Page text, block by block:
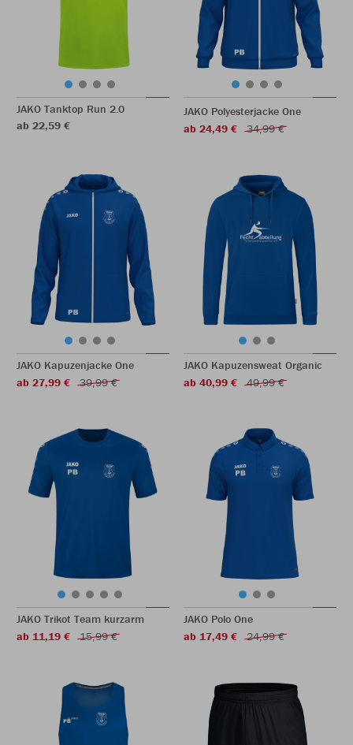
JAKO Tanktop Run 2.0
ab 22,59 €
JAKO Polyesterjacke One
ab 24,49 €
34,99 €
JAKO Kapuzenjacke One
ab 27,99 €
39,99 €
JAKO Kapuzensweat Organic
ab 40,99 €
49,99 €
JAKO Trikot Team kurzarm
ab 11,19 €
15,99 €
JAKO Polo One
ab 17,49 €
24,99 €